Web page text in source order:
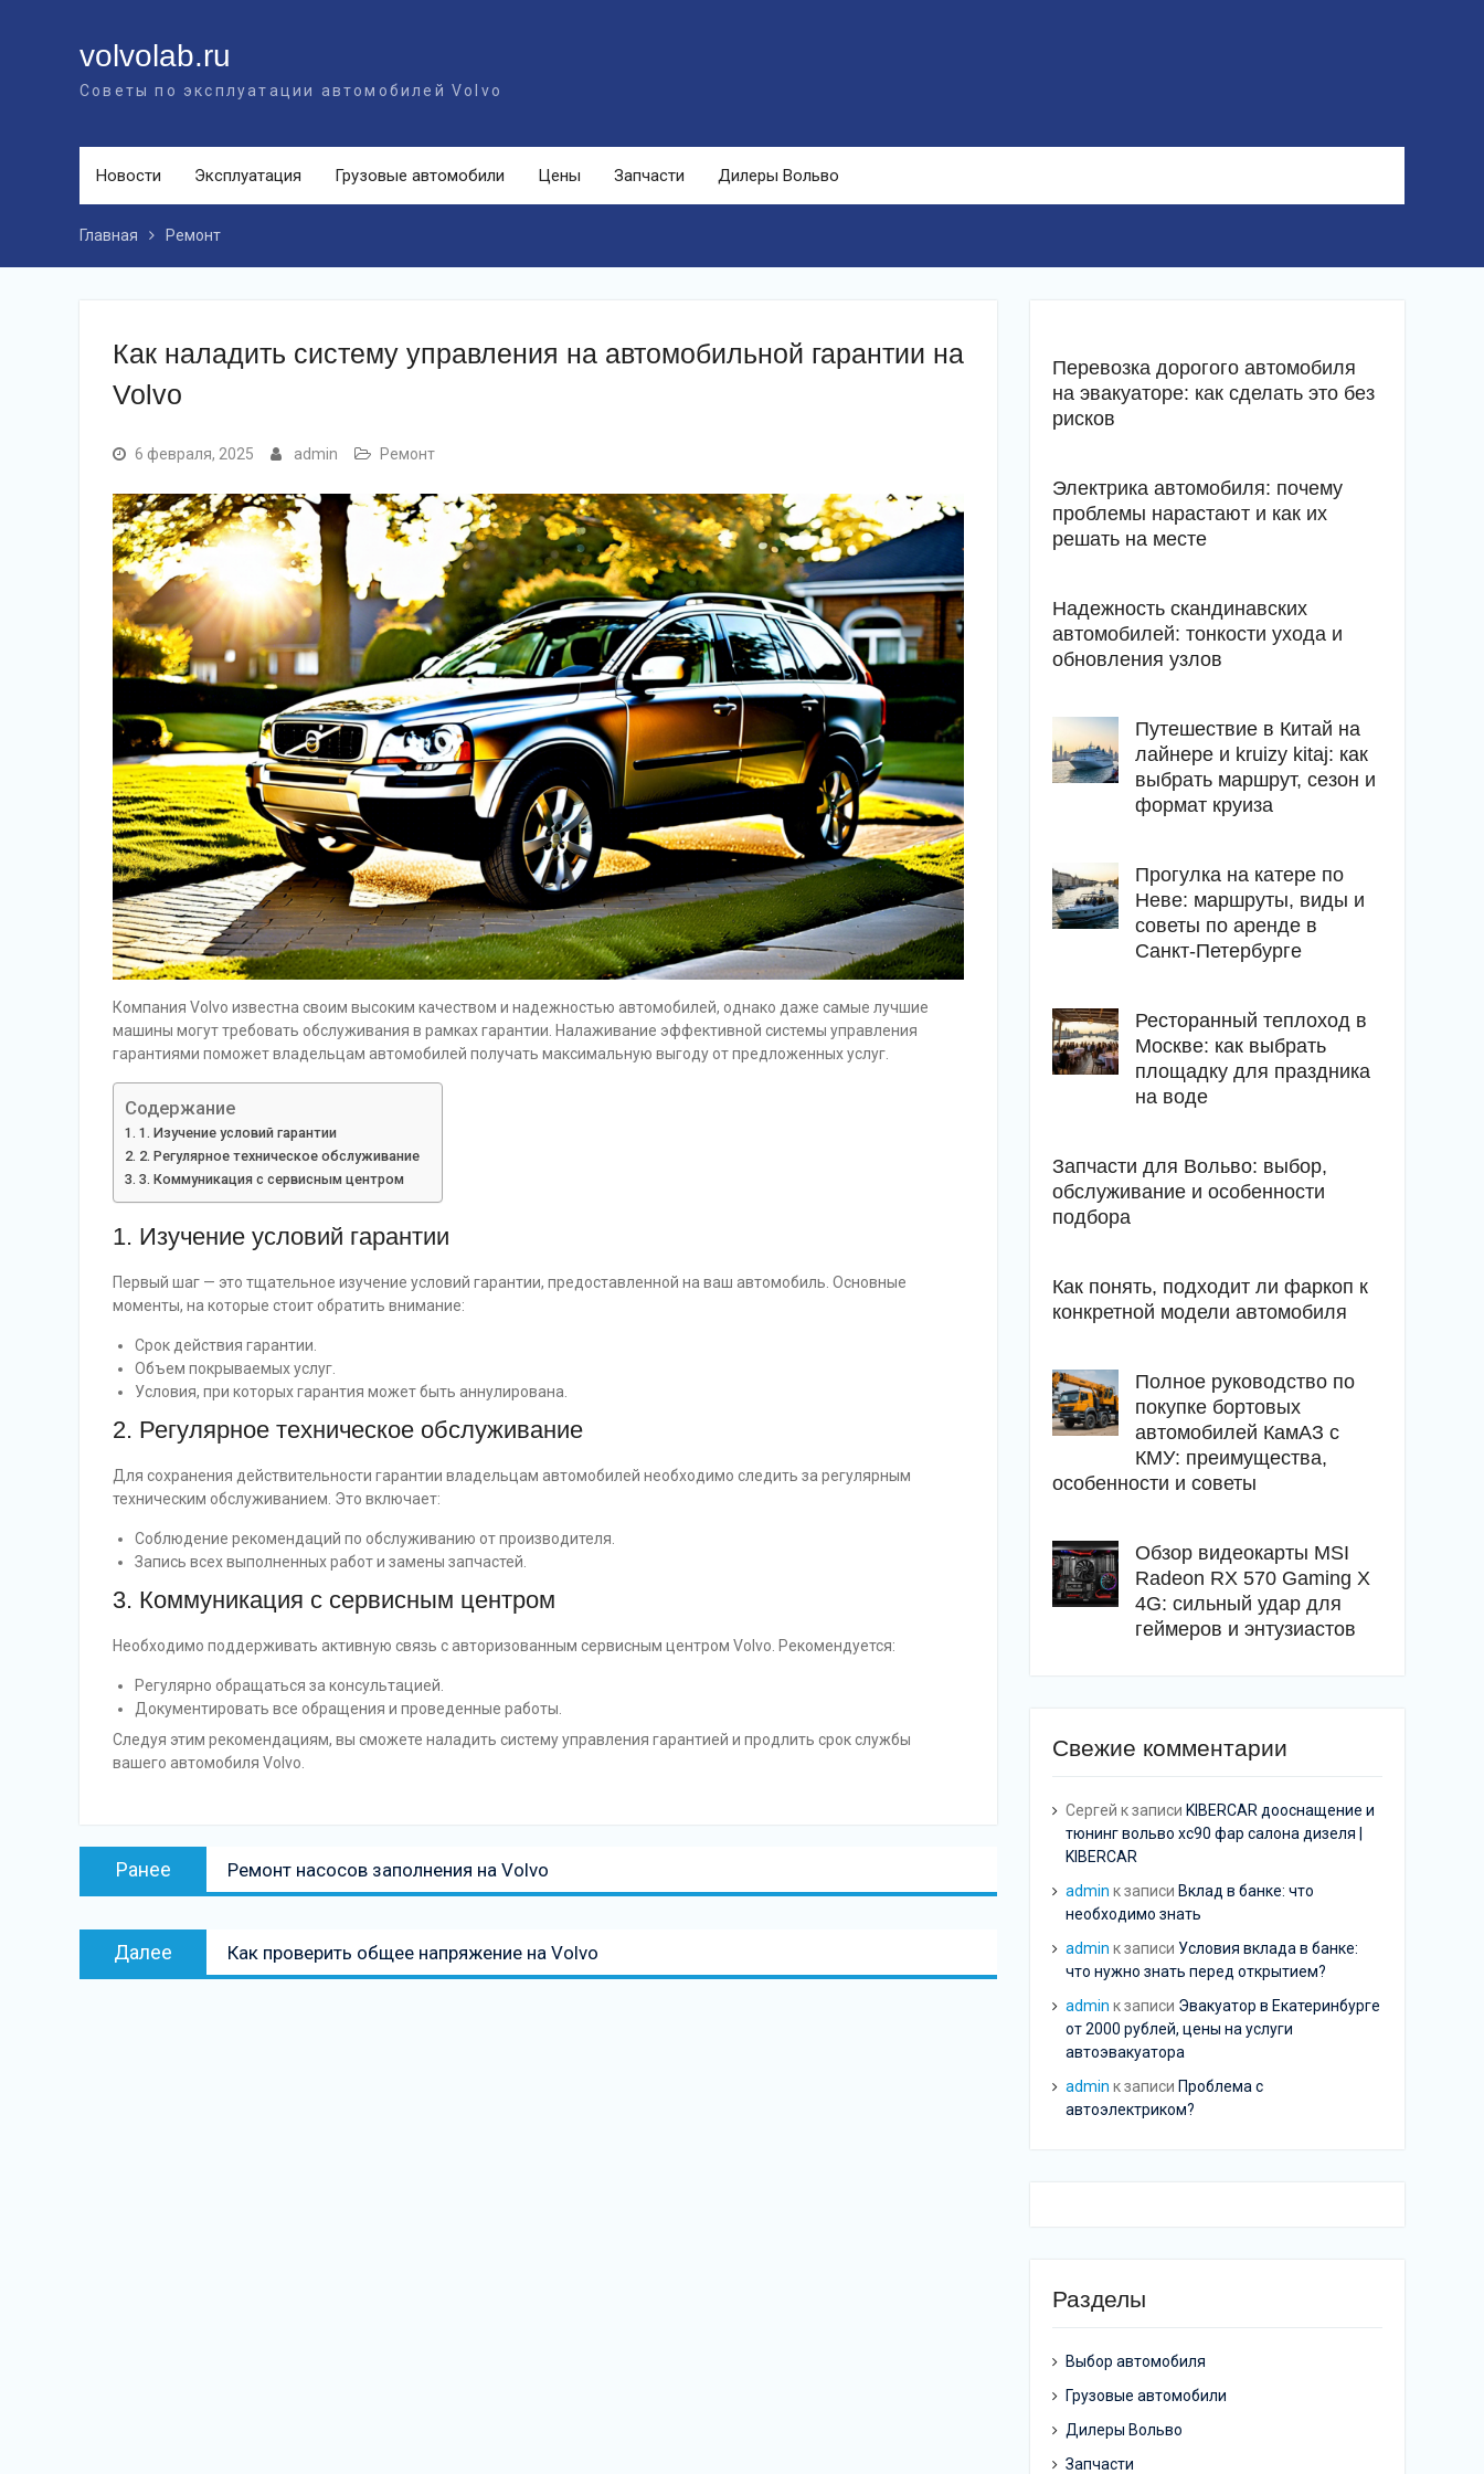
volvolab.ru
Советы по эксплуатации автомобилей Volvo
Новости Эксплуатация Грузовые автомобили Цены Запчасти Дилеры Вольво
Главная Ремонт
Как наладить систему управления на автомобильной гарантии на
Volvo
6 февраля, 2025 admin Ремонт
Компания Volvo известна своим высоким качеством и надежностью автомобилей, однако даже самые лучшие
машины могут требовать обслуживания в рамках гарантии. Налаживание эффективной системы управления
гарантиями поможет владельцам автомобилей получать максимальную выгоду от предложенных услуг.
Содержание
1. Изучение условий гарантии
2. Регулярное техническое обслуживание
3. Коммуникация с сервисным центром
1. Изучение условий гарантии
Первый шаг — это тщательное изучение условий гарантии, предоставленной на ваш автомобиль. Основные
моменты, на которые стоит обратить внимание:
Срок действия гарантии.
Объем покрываемых услуг.
Условия, при которых гарантия может быть аннулирована.
2. Регулярное техническое обслуживание
Для сохранения действительности гарантии владельцам автомобилей необходимо следить за регулярным
техническим обслуживанием. Это включает:
Соблюдение рекомендаций по обслуживанию от производителя.
Запись всех выполненных работ и замены запчастей.
3. Коммуникация с сервисным центром
Необходимо поддерживать активную связь с авторизованным сервисным центром Volvo. Рекомендуется:
Регулярно обращаться за консультацией.
Документировать все обращения и проведенные работы.
Следуя этим рекомендациям, вы сможете наладить систему управления гарантией и продлить срок службы
вашего автомобиля Volvo.
Навигация
Ранее
Предыдущая
Ремонт насосов заполнения на Volvo
Далее
Следующая
запись
Как проверить общее напряжение на Volvo
Перевозка дорогого автомобиля
на эвакуаторе: как сделать это без
рисков
Электрика автомобиля: почему
проблемы нарастают и как их
решать на месте
Надежность скандинавских
автомобилей: тонкости ухода и
обновления узлов
Путешествие в Китай на
лайнере и kruizy kitaj: как
выбрать маршрут, сезон и
формат круиза
Прогулка на катере по
Неве: маршруты, виды и
советы по аренде в
Санкт-Петербурге
Ресторанный теплоход в
Москве: как выбрать
площадку для праздника
на воде
Запчасти для Вольво: выбор,
обслуживание и особенности
подбора
Как понять, подходит ли фаркоп к
конкретной модели автомобиля
Полное руководство по
покупке бортовых
автомобилей КамАЗ с
КМУ: преимущества,
особенности и советы
Обзор видеокарты MSI
Radeon RX 570 Gaming X
4G: сильный удар для
геймеров и энтузиастов
Свежие комментарии
Сергей к записи KIBERCAR дооснащение и
тюнинг вольво хс90 фар салона дизеля |
KIBERCAR
admin к записи Вклад в банке: что
необходимо знать
admin к записи Условия вклада в банке:
что нужно знать перед открытием?
admin к записи Эвакуатор в Екатеринбурге
от 2000 рублей, цены на услуги
автоэвакуатора
admin к записи Проблема с
автоэлектриком?
Разделы
Выбор автомобиля
Грузовые автомобили
Дилеры Вольво
Запчасти